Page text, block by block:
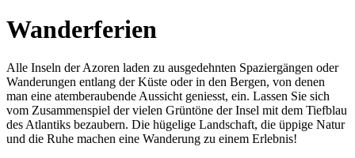
Wanderferien
Alle Inseln der Azoren laden zu ausgedehnten Spaziergängen oder
Wanderungen entlang der Küste oder in den Bergen, von denen
man eine atemberaubende Aussicht geniesst, ein. Lassen Sie sich
vom Zusammenspiel der vielen Grüntöne der Insel mit dem Tiefblau
des Atlantiks bezaubern. Die hügelige Landschaft, die üppige Natur
und die Ruhe machen eine Wanderung zu einem Erlebnis!